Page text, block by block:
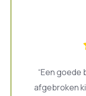
“Een goede
afgebroken